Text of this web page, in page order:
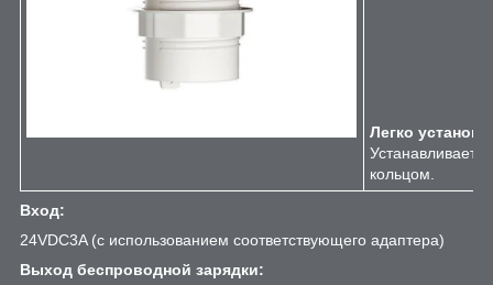
Легко
кольцом.
Вход:
24VDC3A (с использованием соответствующего адаптера)
Выход беспроводной зарядки: